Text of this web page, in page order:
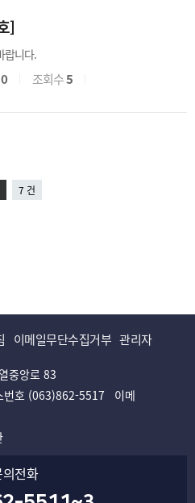
]
랍니다.
0 조회수5
7 건
이메일무단수집거부 관리자
중앙로 83
번호 (063)862-5517 이메
전화